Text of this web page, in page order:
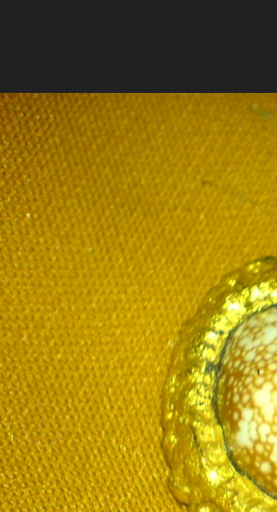
หน้าแรก รูปภาพ General NR
เบี้ยแก้ ตำราท่านอาจารย์เที่
หน้าแรก เว็บบอร์ด มีอะไรใหม่
หมวดหมู่ มีอะไรใหม่ คอลเล็คชั่น